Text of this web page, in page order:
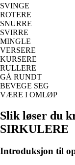
SVINGE
ROTERE
SNURRE
SVIRRE
MINGLE
VERSERE
KURSERE
RULLERE
GÅ RUNDT
BEVEGE SEG
VÆRE I OMLØP
Slik løser du
SIRKULERE
Introduksjon til